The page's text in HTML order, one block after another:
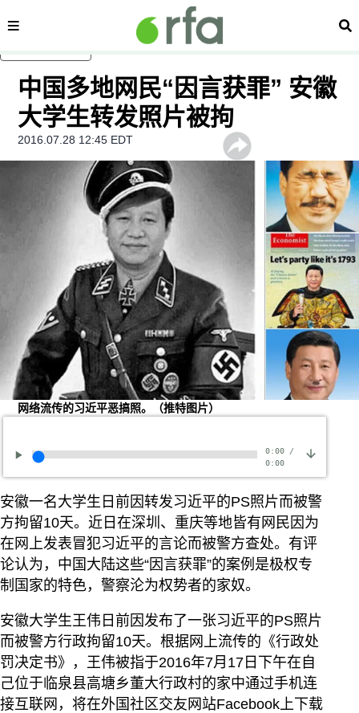
内容分类 搜
中国多地网民“因言获罪” 安徽
大学生转发照片被拘
2016.07.28 12:45 EDT
网络流传的习近平恶搞照。（推特图片）
0:00/
0:00
安徽一名大学生日前因转发习近平的PS照片而被警
方拘留10天。近日在深圳、重庆等地皆有网民因为
在网上发表冒犯习近平的言论而被警方查处。有评
论认为，中国大陆这些“因言获罪”的案例是极权专
制国家的特色，警察沦为权势者的家奴。
安徽大学生王伟日前因发布了一张习近平的PS照片
而被警方行政拘留10天。根据网上流传的《行政处
罚决定书》，王伟被指于2016年7月17日下午在自
己位于临泉县高塘乡董大行政村的家中通过手机连
接互联网，将在外国社区交友网站Facebook上下载